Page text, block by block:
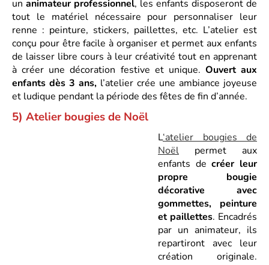
un animateur professionnel, les enfants disposeront de
tout le matériel nécessaire pour personnaliser leur
renne : peinture, stickers, paillettes, etc. L’atelier est
conçu pour être facile à organiser et permet aux enfants
de laisser libre cours à leur créativité tout en apprenant
à créer une décoration festive et unique. Ouvert aux
enfants dès 3 ans, l’atelier crée une ambiance joyeuse
et ludique pendant la période des fêtes de fin d’année.
5) Atelier bougies de Noël
L‘atelier bougies de
Noël permet aux
enfants de créer leur
propre bougie
décorative avec
gommettes, peinture
et paillettes. Encadrés
par un animateur, ils
repartiront avec leur
création originale.